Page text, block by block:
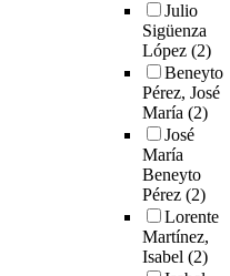
Julio
Sigüenza
López (2)
Beneyto
Pérez, José
María (2)
José
María
Beneyto
Pérez (2)
Lorente
Martínez,
Isabel (2)